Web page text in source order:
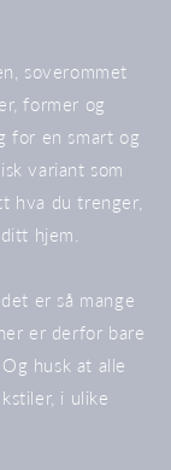
soverommet
former og
for en smart og
variant som
hva du trenger,
hjem.
er så mange
er derfor bare
husk at alle
i ulike